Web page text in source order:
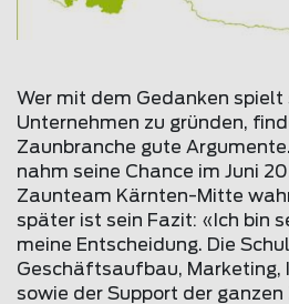
Wer mit dem Gedanken spielt
Unternehmen zu gründen,
Zaunbranche gute
nahm seine Chance im Juni
Zaunteam Kärnten-Mitte
später ist sein Fazit: «Ich bin
meine Entscheidung. Die
Geschäftsaufbau, Marketing,
sowie der Support der